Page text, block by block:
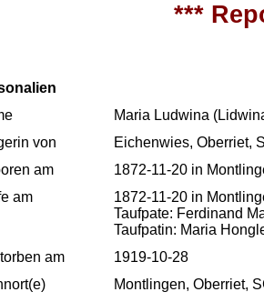
***
Maria Ludwina
von
Eichenwies, Oberriet,
am
1872-11-20 in
am
1872-11-20 in
Taufpate: Ferdinand
Taufpatin: Maria
am
1919-10-28
Montlingen, Oberriet,